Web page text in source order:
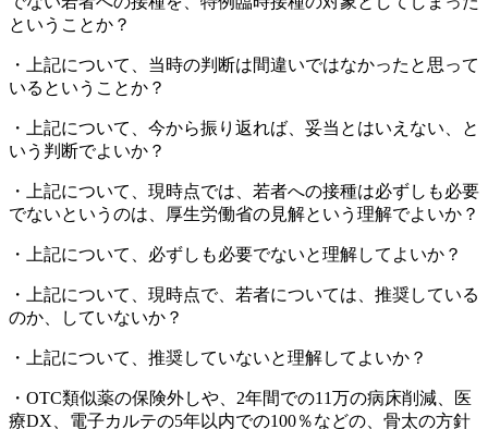
ということか？
・上記について、当時の判断は間違いではなかったと思って
いるということか？
・上記について、今から振り返れば、妥当とはいえない、と
いう判断でよいか？
・上記について、現時点では、若者への接種は必ずしも必要
でないというのは、厚生労働省の見解という理解でよいか？
・上記について、必ずしも必要でないと理解してよいか？
・上記について、現時点で、若者については、推奨している
のか、していないか？
・上記について、推奨していないと理解してよいか？
・OTC類似薬の保険外しや、2年間での11万の病床削減、医
療DX、電子カルテの5年以内での100％などの、骨太の方針